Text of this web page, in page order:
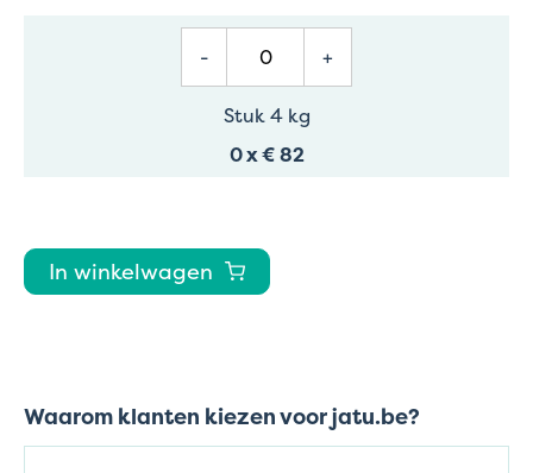
- +
Stuk 4 kg
0x€ 82
In winkelwagen
Waarom klanten kiezen voor jatu.be?